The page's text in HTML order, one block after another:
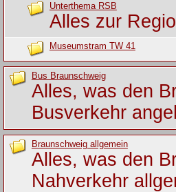
Unterthema RSB
Alles zur
Museumstram TW 41
Bus Braunschweig
Alles, was den
Busverkehr
Braunschweig allgemein
Alles, was den
Nahverkehr